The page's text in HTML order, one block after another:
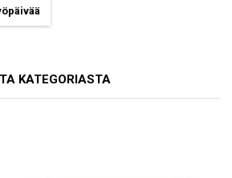
KATEGORIASTA